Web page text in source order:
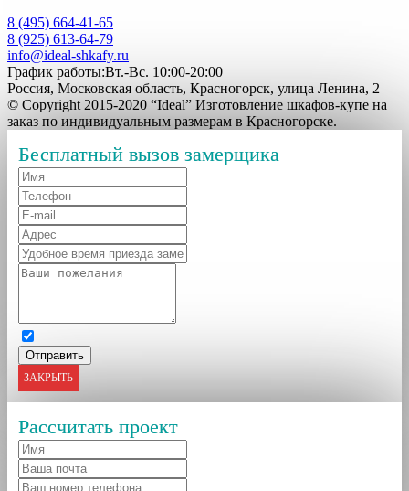
8 (495) 664-41-65
8 (925) 613-64-79
info@ideal-shkafy.ru
График работы:Вт.-Вс. 10:00-20:00
Россия, Московская область, Красногорск, улица Ленина, 2
© Copyright 2015-2020 “Ideal” Изготовление шкафов-купе на
заказ по индивидуальным размерам в Красногорске.
Бесплатный вызов замерщика
ЗАКРЫТЬ
Рассчитать проект